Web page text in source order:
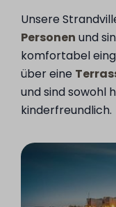
Unsere
Personen und
komfortabel
über eine
und sind sowohl
kinderfreundlich.